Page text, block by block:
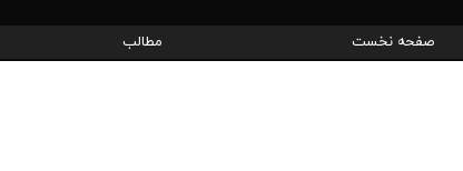
صفحه نخست مطالب